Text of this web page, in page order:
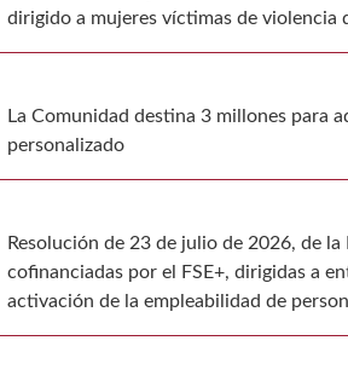
dirigido a mujeres víctimas de violencia
La Comunidad destina 3 millones para
personalizado
Resolución de 23 de julio de 2026, de
cofinanciadas por el FSE+, dirigidas a
activación de la empleabilidad de